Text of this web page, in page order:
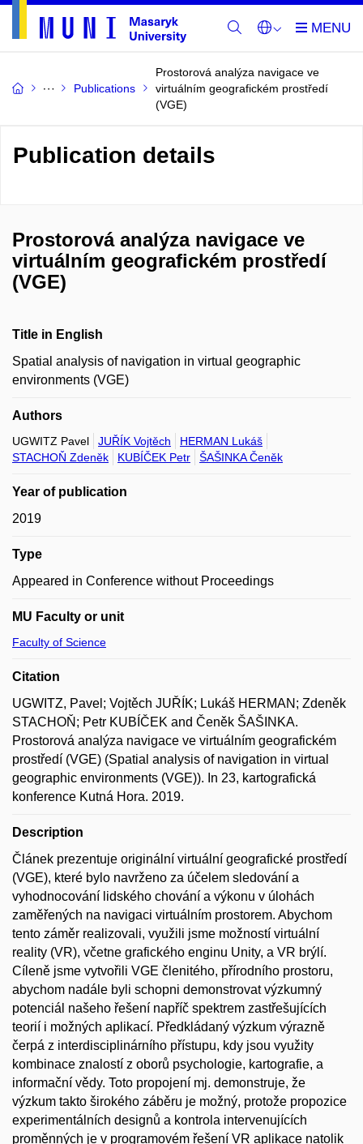
Publications
Prostorová analýza navigace ve
virtuálním geografickém prostředí
(VGE)
Publication details
Prostorová analýza navigace ve
virtuálním geografickém prostředí
(VGE)
Title in English
Spatial analysis of navigation in virtual geographic
environments (VGE)
Authors
UGWITZ Pavel JUŘÍK Vojtěch
HERMAN Lukáš
STACHOŇ Zdeněk
KUBÍČEK Petr ŠAŠINKA Čeněk
Year of publication
2019
Type
Appeared in Conference without Proceedings
MU Faculty or unit
Faculty of Science
Citation
UGWITZ, Pavel; Vojtěch JUŘÍK; Lukáš HERMAN; Zdeněk
STACHOŇ; Petr KUBÍČEK and Čeněk ŠAŠINKA.
Prostorová analýza navigace ve virtuálním geografickém
prostředí (VGE) (Spatial analysis of navigation in virtual
geographic environments (VGE)). In 23, kartografická
konference Kutná Hora. 2019.
Description
Článek prezentuje originální virtuální geografické prostředí
(VGE), které bylo navrženo za účelem sledování a
vyhodnocování lidského chování a výkonu v úlohách
zaměřených na navigaci virtuálním prostorem. Abychom
tento záměr realizovali, využili jsme možností virtuální
reality (VR), včetne grafického enginu Unity, a VR brýlí.
Cíleně jsme vytvořili VGE členitého, přírodního prostoru,
abychom nadále byli schopni demonstrovat výzkumný
potenciál našeho řešení napříč spektrem zastřešujících
teorií i možných aplikací. Předkládaný výzkum výrazně
čerpá z interdisciplinárního přístupu, kdy jsou využity
kombinace znalostí z oborů psychologie, kartografie, a
informační vědy. Toto propojení mj. demonstruje, že
výzkum takto širokého záběru je možný, protože propozice
experimentálních designů a kontrola intervenujících
proměnných je v programovém řešení VR aplikace natolik